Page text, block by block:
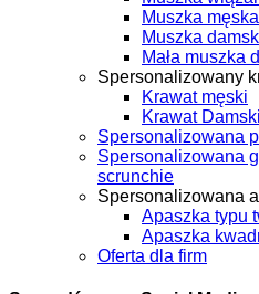
Muszka męska
Muszka
Mała muszka
Spersonalizowany
Krawat męski
Krawat Damski
Spersonalizowana
Spersonalizowana
scrunchie
Spersonalizowana
Apaszka typu
Apaszka
Oferta dla firm